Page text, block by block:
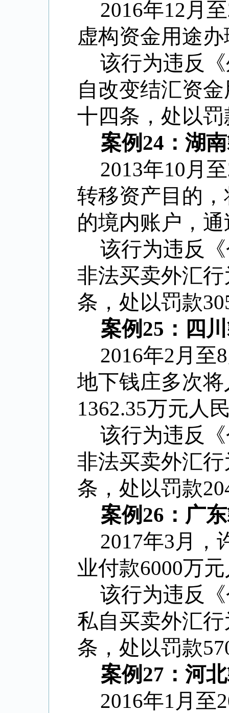
2016年12月
虚构资金用途
该行为违反
自改变结汇资
十四条，处以
案例24：湖
2013年10月
转移资产目的
的境内账户，
该行为违反
非法买卖外汇
条，处以罚款
案例25：四
2016年2月至
地下钱庄多次
1362.35万元人
该行为违反
非法买卖外汇
条，处以罚款
案例26：广
2017年3月，
业付款6000万
该行为违反
私自买卖外汇
条，处以罚款
案例27：河
2016年1月至